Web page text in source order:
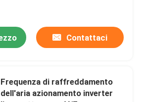
Contattaci
Frequenza di raffreddamento
dell'aria azionamento inverter